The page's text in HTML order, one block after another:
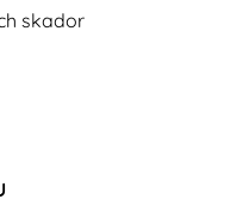
skador